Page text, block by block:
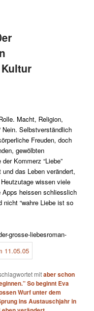
Macht, Religion,
Selbstverständlich
Freuden, doch
gewölbten
Kommerz “Liebe”
das Leben verändert,
wissen viele
Apps heissen schliesslich
nicht “wahre Liebe ist so
grosse-liebesroman-
mitaber schon
So beginnt Eva
Wurf unter dem
ins Austauschjahr in